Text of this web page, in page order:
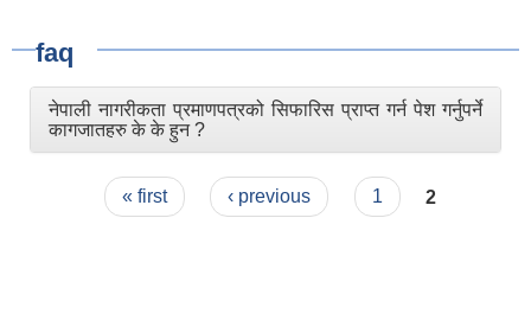
faq
नेपाली नागरीकता प्रमाणपत्रको सिफारिस प्राप्त गर्न पेश गर्नुपर्ने
कागजातहरु के के हुन ?
Pages« first ‹ previous 1 2